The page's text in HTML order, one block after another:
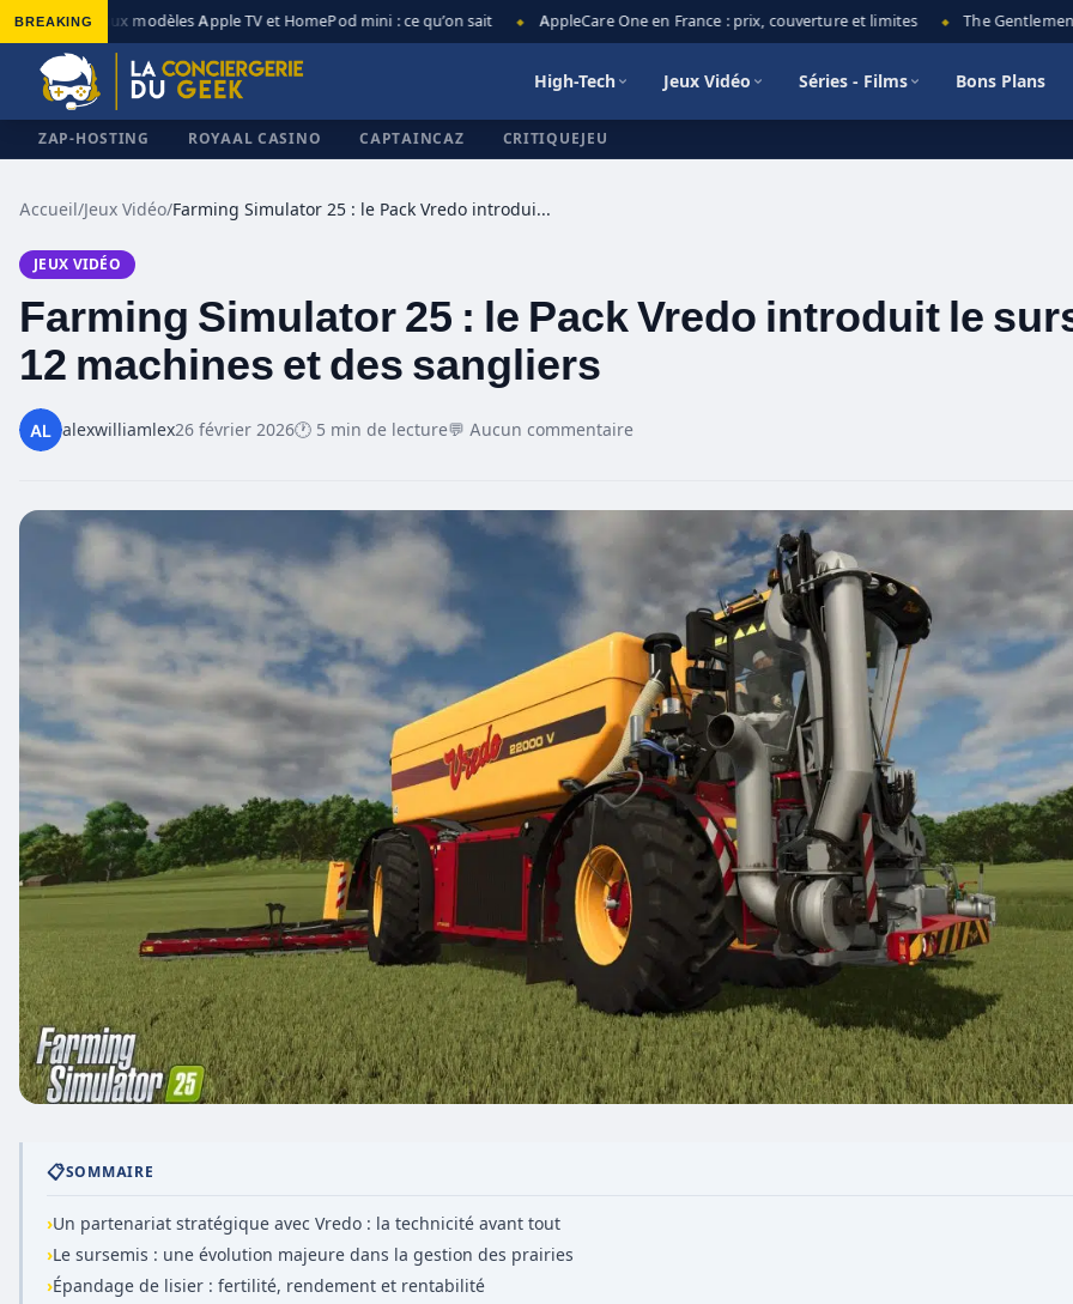
BREAKING
◆ Nouveaux modèles Apple TV et HomePod mini : ce qu’on sait AppleCare One en France : prix, couverture et limites The Gentlemen
High-Tech Jeux Vidéo Séries - Films Bons Plans
ZAP-HOSTING ROYAAL CASINO CAPTAINCAZ CRITIQUEJEU
Accueil/Jeux Vidéo/ Farming Simulator 25 : le Pack Vredo introduit le sursemis, 12 machines et des sangliers
JEUX VIDÉO
Farming Simulator 25 : le Pack Vredo introduit le
12 machines et des sangliers
alexwilliamlex26 février 2026🕐 5 min de lecture💬 Aucun commentaire
📋SOMMAIRE
›Un partenariat stratégique avec Vredo : la technicité avant tout
›Le sursemis : une évolution majeure dans la gestion des prairies
›Épandage de lisier : fertilité, rendement et rentabilité